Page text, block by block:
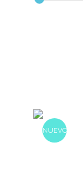
NUEVO